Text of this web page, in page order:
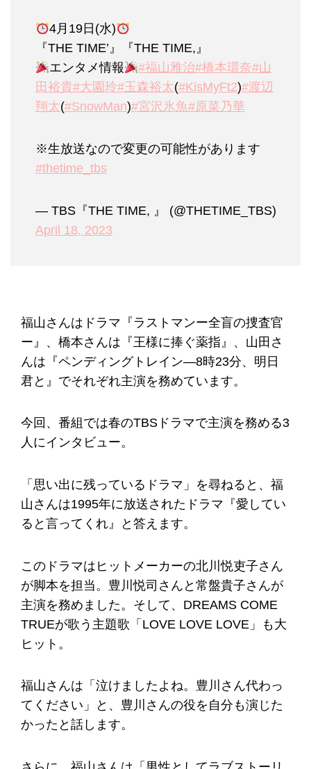
4月19日(水)
『THE TIME’』『THE TIME,』
エンタメ情報
#福山雅治#橋本環奈#山
田裕貴#大園玲#玉森裕太(#KisMyFt2)#渡辺
翔太(#SnowMan)#宮沢氷魚#原菜乃華
※生放送なので変更の可能性があります
#thetime_tbs
— TBS『THE TIME, 』 (@THETIME_TBS)
April 18, 2023
福山さんはドラマ『ラストマンー全盲の捜査官
ー』、橋本さんは『王様に捧ぐ薬指』、山田さ
んは『ペンディングトレイン―8時23分、明日
君と』でそれぞれ主演を務めています。
今回、番組では春のTBSドラマで主演を務める3
人にインタビュー。
「思い出に残っているドラマ」を尋ねると、福
山さんは1995年に放送されたドラマ『愛してい
ると言ってくれ』と答えます。
このドラマはヒットメーカーの北川悦吏子さん
が脚本を担当。豊川悦司さんと常盤貴子さんが
主演を務めました。そして、DREAMS COME
TRUEが歌う主題歌「LOVE LOVE LOVE」も大
ヒット。
福山さんは「泣けましたよね。豊川さん代わっ
てください」と、豊川さんの役を自分も演じた
かったと話します。